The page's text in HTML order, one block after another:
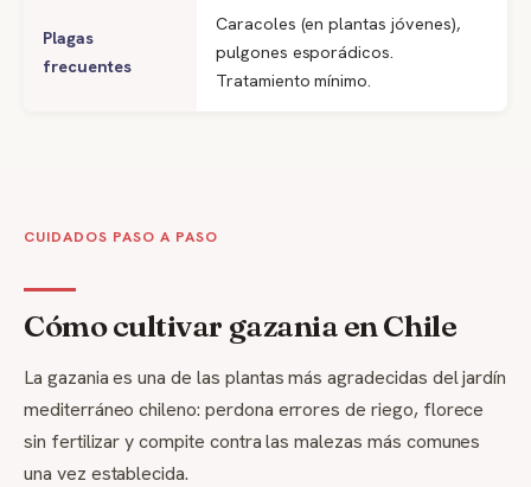
Plagas
frecuentes
Caracoles (en plantas jóvenes),
pulgones esporádicos.
Tratamiento mínimo.
CUIDADOS PASO A PASO
Cómo cultivar gazania en Chile
La gazania es una de las plantas más agradecidas del jardín
mediterráneo chileno: perdona errores de riego, florece
sin fertilizar y compite contra las malezas más comunes
una vez establecida.